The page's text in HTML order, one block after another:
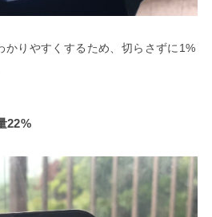
かりやすくするため、切らさずに1%
22%